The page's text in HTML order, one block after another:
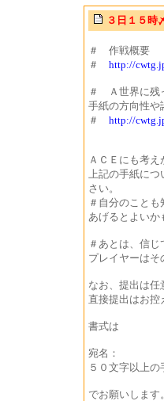
３日１５時
＃ 作戦概要
＃ http://
＃ Ａ世界に残
手紙の方向性や
＃ http://
ＡＣＥにも考
上記の手紙に
さい。
＃自分のこと
あげるとよいか
＃あとは、信
プレイヤーはそ
なお、提出は
直接提出はお控
書式は
宛名：
５０文字以上の
でお願いします。